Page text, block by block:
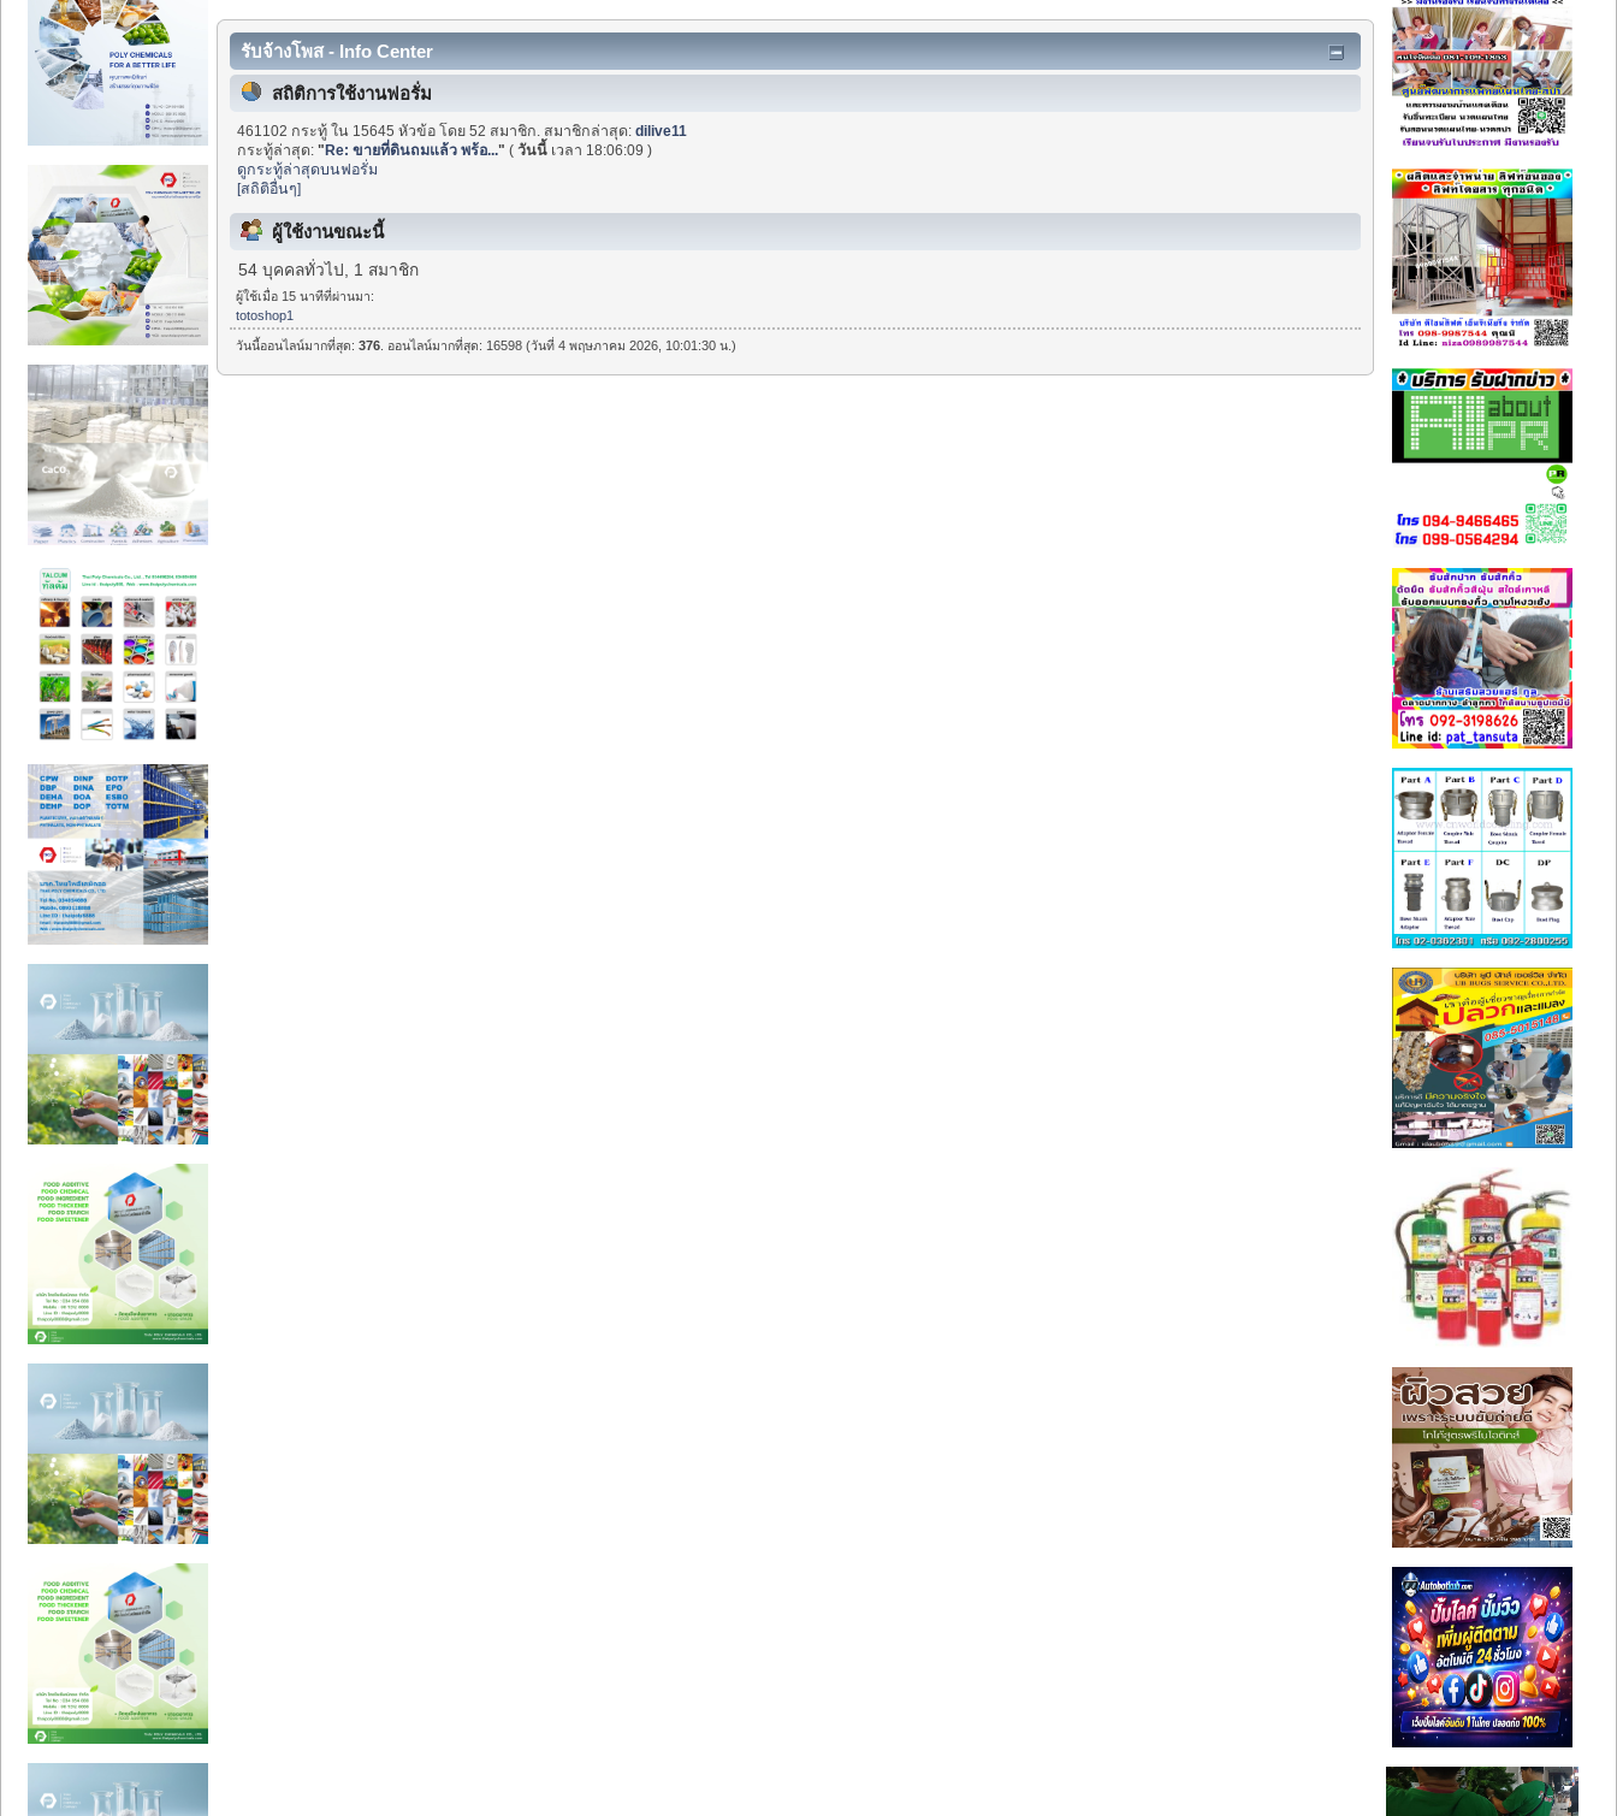
รับจ้างโพส - Info Center
สถิติการใช้งานฟอรั่ม
461102 กระทู้ ใน 15645 หัวข้อ โดย 52 สมาชิก. สมาชิกล่าสุด:dilive11
กระทู้ล่าสุด:"Re: ขายที่ดินถมแล้ว พร้อ..." (วันนี้ เวลา 18:06:09 )
ดูกระทู้ล่าสุดบนฟอรั่ม
[สถิติอื่นๆ]
ผู้ใช้งานขณะนี้
54 บุคคลทั่วไป, 1 สมาชิก
ผู้ใช้เมื่อ 15 นาทีที่ผ่านมา:
totoshop1
วันนี้ออนไลน์มากที่สุด:376 . ออนไลน์มากที่สุด: 16598 (วันที่ 4 พฤษภาคม 2026, 10:01:30 น.)